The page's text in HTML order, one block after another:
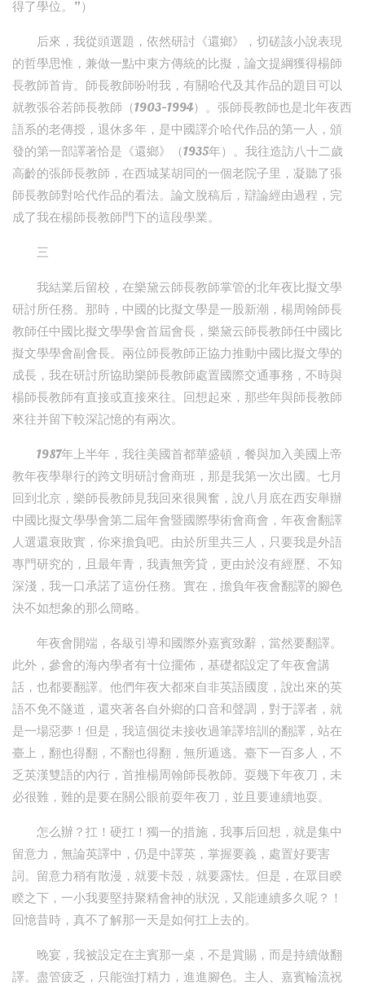
得了學位。”）
后來，我從頭選題，依然研討《還鄉》，切磋該小說表現
的哲學思惟，兼做一點中東方傳統的比擬，論文提綱獲得楊師
長教師首肯。師長教師吩咐我，有關哈代及其作品的題目可以
就教張谷若師長教師（1903-1994）。張師長教師也是北年夜西
語系的老傳授，退休多年，是中國譯介哈代作品的第一人，頒
發的第一部譯著恰是《還鄉》（1935年）。我往造訪八十二歲
高齡的張師長教師，在西城某胡同的一個老院子里，凝聽了張
師長教師對哈代作品的看法。論文脫稿后，辯論經由過程，完
成了我在楊師長教師門下的這段學業。
三
我結業后留校，在樂黛云師長教師掌管的北年夜比擬文學
研討所任務。那時，中國的比擬文學是一股新潮，楊周翰師長
教師任中國比擬文學學會首屆會長，樂黛云師長教師任中國比
擬文學學會副會長。兩位師長教師正協力推動中國比擬文學的
成長，我在研討所協助樂師長教師處置國際交通事務，不時與
楊師長教師有直接或直接來往。回想起來，那些年與師長教師
來往并留下較深記憶的有兩次。
1987年上半年，我往美國首都華盛頓，餐與加入美國上帝
教年夜學舉行的跨文明研討會商班，那是我第一次出國。七月
回到北京，樂師長教師見我回來很興奮，說八月底在西安舉辦
中國比擬文學學會第二屆年會暨國際學術會商會，年夜會翻譯
人選還衰敗實，你來擔負吧。由於所里共三人，只要我是外語
專門研究的，且最年青，我責無旁貸，更由於沒有經歷、不知
深淺，我一口承諾了這份任務。實在，擔負年夜會翻譯的腳色
決不如想象的那么簡略。
年夜會開端，各級引導和國際外嘉賓致辭，當然要翻譯。
此外，參會的海內學者有十位擺佈，基礎都設定了年夜會講
話，也都要翻譯。他們年夜大都來自非英語國度，說出來的英
語不免不隧道，還夾著各自外鄉的口音和聲調，對于譯者，就
是一場惡夢！但是，我這個從未接收過筆譯培訓的翻譯，站在
臺上，翻也得翻，不翻也得翻，無所遁逃。臺下一百多人，不
乏英漢雙語的內行，首推楊周翰師長教師。耍幾下年夜刀，未
必很難，難的是要在關公眼前耍年夜刀，並且要連續地耍。
怎么辦？扛！硬扛！獨一的措施，我事后回想，就是集中
留意力，無論英譯中，仍是中譯英，掌握要義，處置好要害
詞。留意力稍有散漫，就要卡殼，就要露怯。但是，在眾目睽
睽之下，一小我要堅持聚精會神的狀況，又能連續多久呢？！
回憶昔時，真不了解那一天是如何扛上去的。
晚宴，我被設定在主賓那一桌，不是賞賜，而是持續做翻
譯。盡管疲乏，只能強打精力，進進腳色。主人、嘉賓輪流祝